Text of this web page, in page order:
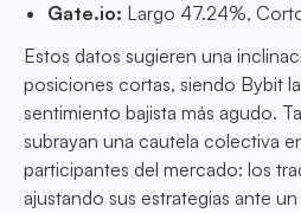
Gate.io: Largo 47.24%,
Estos datos sugieren una
posiciones cortas, siendo Bybit
sentimiento bajista más agudo.
subrayan una cautela colectiva
participantes del mercado: los
ajustando sus estrategias ante